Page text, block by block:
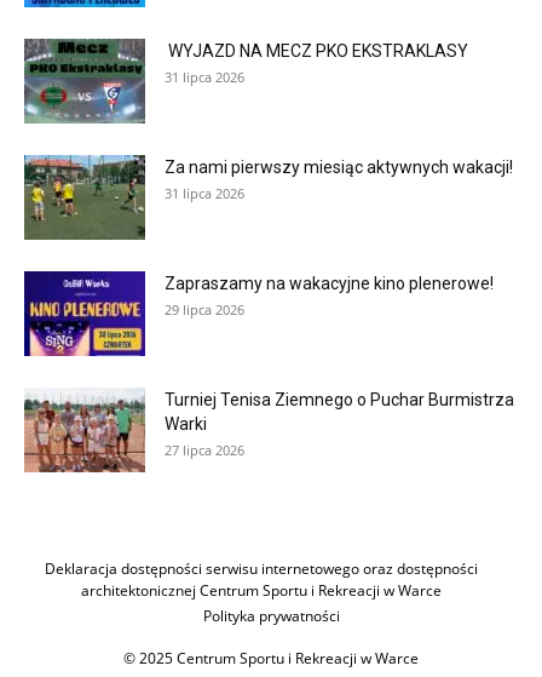
WYJAZD NA MECZ PKO EKSTRAKLASY
31 lipca 2026
Za nami pierwszy miesiąc aktywnych wakacji!
31 lipca 2026
Zapraszamy na wakacyjne kino plenerowe!
29 lipca 2026
Turniej Tenisa Ziemnego o Puchar Burmistrza
Warki
27 lipca 2026
Deklaracja dostępności serwisu internetowego oraz dostępności
architektonicznej Centrum Sportu i Rekreacji w Warce
Polityka prywatności
© 2025 Centrum Sportu i Rekreacji w Warce